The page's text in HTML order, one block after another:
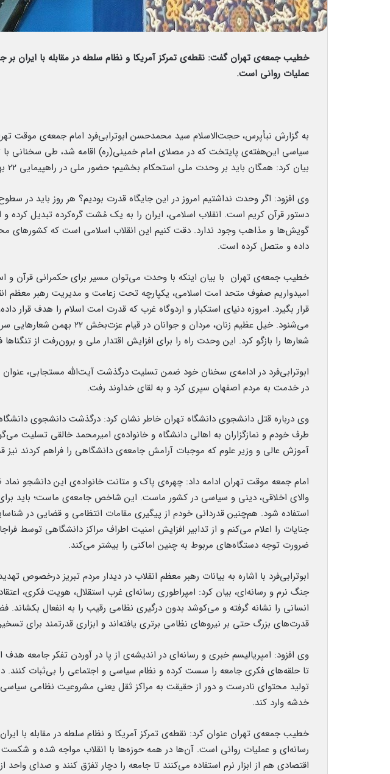
خطیب جمعه‌ی تهران گفت: نقطه‌ی تمرکز آمریکا و نظام سلطه در مقابله با ایران بر
عملیات روانی است.
به گزارش نبأپرس، حجت‌الاسلام سید محمدحسن ابوترابی‌فرد امام جمعه‌ی موقت
سیاسی این‌هفته‌ی پایتخت که در مصلای امام خمینی(ره) اقامه شد، طی سخنانی
بیان کرد: همگان باید بر وحدت ملی استحکام بخشیم؛ حضور ملی در راهپیمایی ۲۲ بهمن یک قیام ملی بود.
وی افزود: اگر وحدت نداشتیم امروز در این جایگاه قدرت بودیم؟ هر روز باید در
دستور قرآن کریم است. انقلاب اسلامی، ایران را به یک مُشت گره‌کرده تبدیل کرده و
گویش‌ها و مذاهب وجود ندارد. دقت کنیم این انقلاب اسلامی است که کشورهای
داده و متصل کرده است.
خطیب جمعه‌ی تهران با بیان اینکه با وحدت می‌توان مسیر برای حکمرانی قرآن و
امیدواریم صفوف متحد امت اسلامی، یکپارچه تحت زعامت و مدیریت رهبر معظم
قرار بگیرد. امروزه دنیای استکبار و اردوگاه غرب که قدرت امت اسلام را هدف قرار
می‌شنود. خیل عظیم زنان، مردان و
شعارها را بازگو کرد. این وحدت راه را برای افزایش اقتدار ملی و برون‌رفت از
ابوترابی‌فرد در ادامه‌ی سخنان خود ضمن تسلیت درگذشت آیت‌الله مستجابی، عنوان
در خدمت به مردم اصفهان سپری کرد و به لقای خداوند رفت.
وی درباره قتل دانشجوی دانشگاه تهران خاطر نشان کرد: درگذشت دانشجوی
طرف خودم و نمازگزاران به اهالی دانشگاه و خانواده‌ی امیرمحمد خالقی تسلیت
آموزش عالی و وزیر علوم که موجبات آرامش جامعه‌ی دانشگاهی را فراهم کردند نیز
امام جمعه موقت تهران ادامه داد: چهره‌ی پاک و متانت خانواده‌ی این دانشجو
والای اخلاقی، دینی و سیاسی در کشور ماست. این شاخص جامعه‌ی ماست؛ باید
استفاده شود. هم‌چنین قدردانی خودم از پیگیری مقامات انتظامی و قضایی در
جنایات را اعلام می‌کنم و از تدابیر افزایش امنیت اطراف مراکز دانشگاهی توسط
ضرورت توجه دستگاه‌های مربوط به چنین اماکنی را بیشتر می‌کند.
ابوترابی‌فرد با اشاره به بیانات رهبر معظم انقلاب در دیدار مردم تبریز درخصوص
جنگ نرم و رسانه‌ای، بیان کرد: امپراطوری رسانه‌ای غرب استقلال، هویت فکری،
انسانی را نشانه گرفته و می‌کوشد بدون درگیری نظامی رقیب را به انفعال
قدرت‌های بزرگ حتی بر نیروهای نظامی برتری یافته‌اند و ابزاری قدرتمند برای
وی افزود: امپریالیسم خبری و رسانه‌ای در اندیشه‌ی از پا در آوردن تفکر جامعه
تا حلقه‌های فکری جامعه را سست کرده و نظام سیاسی و اجتماعی را بی‌ثبات
تولید محتوای نادرست و دور از حقیقت به مراکز ثقل یعنی مشروعیت نظامی
خدشه وارد کند.
خطیب جمعه‌ی تهران عنوان کرد: نقطه‌ی تمرکز آمریکا و نظام سلطه در مقابله با
رسانه‌ای و عملیات روانی است. آن‌ها در همه حوزه‌ها با انقلاب مواجه شده و
اقتصادی هم از ابزار نرم استفاده می‌کنند تا جامعه را دچار تفرّق کنند و صدای واحد